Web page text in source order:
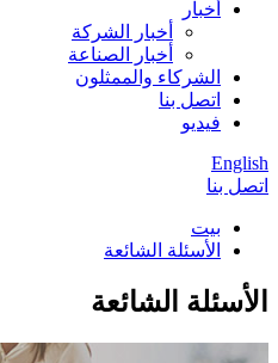
أخبار
أخبار الشركة
أخبار الصناعة
الشركاء والممثلون
اتصل بنا
فيديو
English
اتصل بنا
بيت
الأسئلة الشائعة
الأسئلة الشائعة